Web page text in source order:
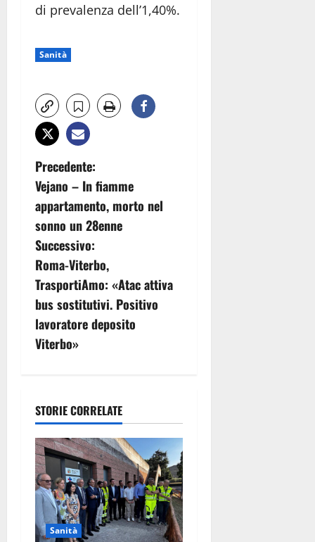
di prevalenza dell’1,40%.
Sanità
N
a
v
i
g
a
z
o
n
e
a
r
Precedente:
Vejano – In fiamme
appartamento, morto nel
sonno un 28enne
Successivo:
Roma-Viterbo,
TrasportiAmo: «Atac attiva
bus sostitutivi. Positivo
lavoratore deposito
Viterbo»
STORIE CORRELATE
Sanità